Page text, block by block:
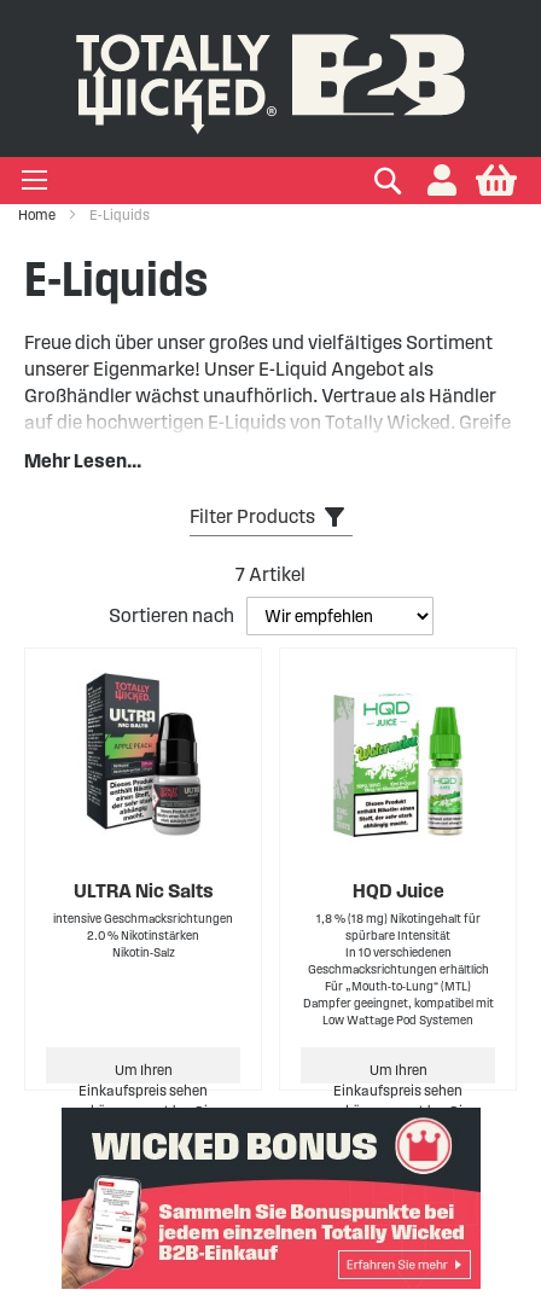
Suchen
EINWEG E-ZIGARETTEN
VAPE PODS
Arten
VAPE KITS
MARKEN
Home E-Liquids
E-Liquids
Freue dich über unser großes und vielfältiges Sortiment
unserer Eigenmarke! Unser E-Liquid Angebot als
Großhändler wächst unaufhörlich. Vertraue als Händler
auf die hochwertigen E-Liquids von Totally Wicked. Greife
zu und begeistere deine Kunden!
Mehr Lesen...
Filter Products
7 Artikel
Sortieren nach
ULTRA Nic Salts
intensive Geschmacksrichtungen
2.0 % Nikotinstärken
Nikotin-Salz
Um Ihren
Einkaufspreis sehen
zu können, melden Sie
sich bitte an.
HQD Juice
1,8 % (18 mg) Nikotingehalt für
spürbare Intensität
In 10 verschiedenen
Geschmacksrichtungen erhältlich
Für „Mouth-to-Lung“ (MTL)
Dampfer geeingnet, kompatibel mit
Low Wattage Pod Systemen
Um Ihren
Einkaufspreis sehen
zu können, melden Sie
sich bitte an.